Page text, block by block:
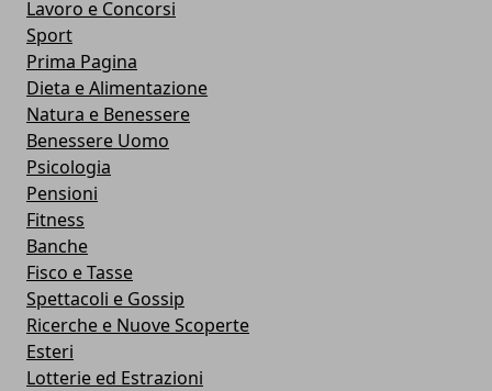
Lavoro e Concorsi
Sport
Prima Pagina
Dieta e Alimentazione
Natura e Benessere
Benessere Uomo
Psicologia
Pensioni
Fitness
Banche
Fisco e Tasse
Spettacoli e Gossip
Ricerche e Nuove Scoperte
Esteri
Lotterie ed Estrazioni